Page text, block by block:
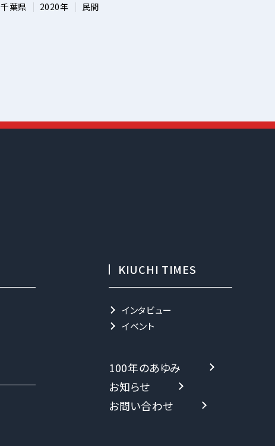
千葉県 2020年 民間
KIUCHI TIMES
インタビュー
イベント
100年のあゆみ
お知らせ
お問い合わせ